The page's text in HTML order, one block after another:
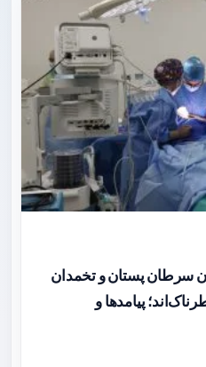
سرطان پستان و تخمدان
پیامدها و